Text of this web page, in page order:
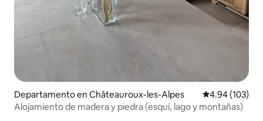
Departamento en Châteauroux-les-Alpes Calificación
4.94 (103)
Alojamiento de madera y piedra (esquí, lago y montañas)